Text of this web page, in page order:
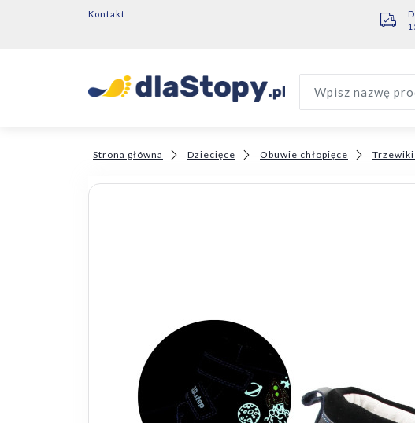
Kontakt
Wpisz nazwę
Strona główna Dziecięce Obuwie chłopięce Trzewiki